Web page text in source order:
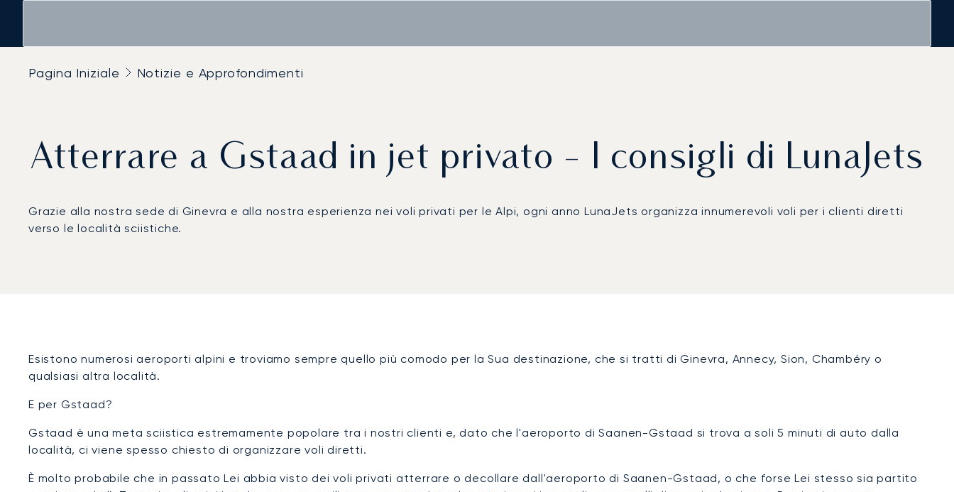
Pagina Iniziale Notizie e Approfondimenti
Atterrare a Gstaad in jet privato - I consigli di LunaJets
Grazie alla nostra sede di Ginevra e alla nostra esperienza nei voli privati per le Alpi, ogni anno LunaJets organizza innumerevoli voli per i clienti diretti
verso le località sciistiche.
Esistono numerosi aeroporti alpini e troviamo sempre quello più comodo per la Sua destinazione, che si tratti di Ginevra, Annecy, Sion, Chambéry o
qualsiasi altra località.
E per Gstaad?
Gstaad è una meta sciistica estremamente popolare tra i nostri clienti e, dato che l'aeroporto di Saanen-Gstaad si trova a soli 5 minuti di auto dalla
località, ci viene spesso chiesto di organizzare voli diretti.
È molto probabile che in passato Lei abbia visto dei voli privati atterrare o decollare dall'aeroporto di Saanen-Gstaad, o che forse Lei stesso sia partito